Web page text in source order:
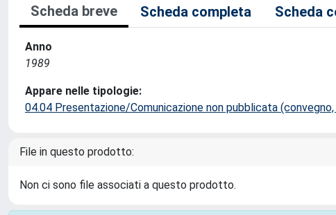
Scheda breve Scheda completa Scheda
Anno
1989
Appare nelle tipologie:
04.04 Presentazione/Comunicazione non pubblicata (convegno,
File in questo prodotto:
Non ci sono file associati a questo prodotto.